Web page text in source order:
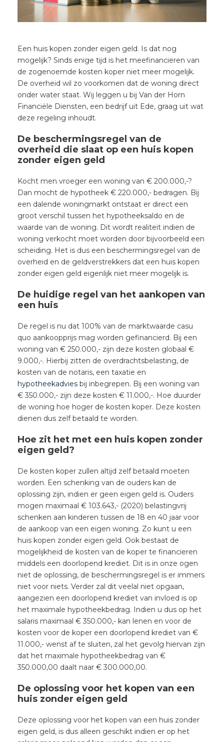
Een huis kopen zonder eigen geld. Is dat nog
mogelijk? Sinds enige tijd is het meefinancieren van
de zogenoemde kosten koper niet meer mogelijk.
De overheid wil zo voorkomen dat de woning direct
onder water staat. Wij leggen u bij Van der Horn
Financiële Diensten, een bedrijf uit Ede, graag uit wat
deze regeling inhoudt.
De beschermingsregel van de
overheid die slaat op een huis kopen
zonder eigen geld
Kocht men vroeger een woning van € 200.000,-?
Dan mocht de hypotheek € 220.000,- bedragen. Bij
een dalende woningmarkt ontstaat er direct een
groot verschil tussen het hypotheeksaldo en de
waarde van de woning. Dit wordt realiteit indien de
woning verkocht moet worden door bijvoorbeeld een
scheiding. Het is dus een beschermingsregel van de
overheid en de geldverstrekkers dat een huis kopen
zonder eigen geld eigenlijk niet meer mogelijk is.
De huidige regel van het aankopen van
een huis
De regel is nu dat 100% van de marktwaarde casu
quo aankoopprijs mag worden gefinancierd. Bij een
woning van € 250.000,- zijn deze kosten globaal €
9.000,-. Hierbij zitten de overdrachtsbelasting, de
kosten van de notaris, een taxatie en
hypotheekadvies bij inbegrepen. Bij een woning van
€ 350.000,- zijn deze kosten € 11.000,-. Hoe duurder
de woning hoe hoger de kosten koper. Deze kosten
dienen dus zelf betaald te worden.
Hoe zit het met een huis kopen zonder
eigen geld?
De kosten koper zullen altijd zelf betaald moeten
worden. Een schenking van de ouders kan de
oplossing zijn, indien er geen eigen geld is. Ouders
mogen maximaal € 103.643,- (2020) belastingvrij
schenken aan kinderen tussen de 18 en 40 jaar voor
de aankoop van een eigen woning. Zo kunt u een
huis kopen zonder eigen geld. Ook bestaat de
mogelijkheid de kosten van de koper te financieren
middels een doorlopend krediet. Dit is in onze ogen
niet de oplossing, de beschermingsregel is er immers
niet voor niets. Verder zal dit veelal niet opgaan,
aangezien een doorlopend krediet van invloed is op
het maximale hypotheekbedrag. Indien u dus op het
salaris maximaal € 350.000,- kan lenen en voor de
kosten voor de koper een doorlopend krediet van €
11.000,- wenst af te sluiten, zal het gevolg hiervan zijn
dat het maximale hypotheekbedrag van €
350.000,00 daalt naar € 300.000,00.
De oplossing voor het kopen van een
huis zonder eigen geld
Deze oplossing voor het kopen van een huis zonder
eigen geld, is dus alleen geschikt indien er op het